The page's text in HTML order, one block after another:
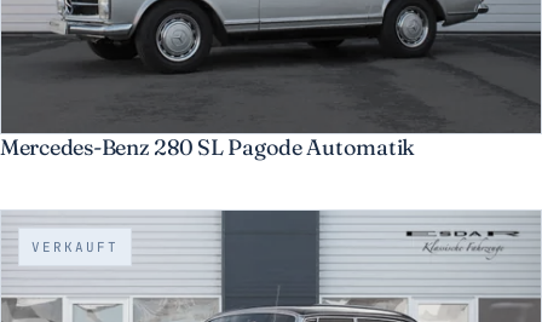
Mercedes-Benz 280 SL Pagode Automatik
VERKAUFT